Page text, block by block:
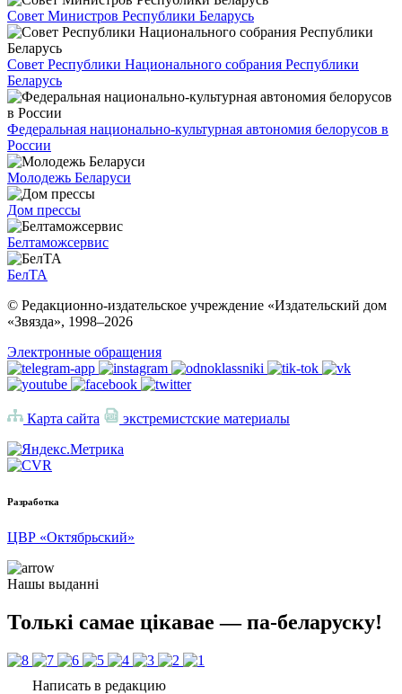
Совет Министров Республики Беларусь
Совет Республики Национального собрания Республики
Беларусь
Федеральная национально-культурная автономия белорусов в
России
Молодежь Беларуси
Дом прессы
Белтаможсервис
БелТА
© Редакционно-издательское учреждение «Издательский дом
«Звязда», 1998–2026
Электронные обращения
Карта сайта экстремистские материалы
Разработка
ЦВР «Октябрьский»
Нашы выданні
Толькі самае цікавае — па-беларуску!
Написать в редакцию